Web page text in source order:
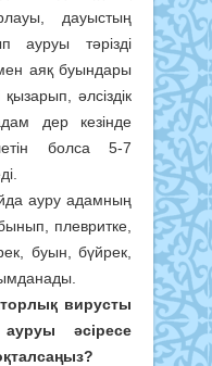
дауыстың
ауруы тәрізді
аяқ буындары
әлсіздік
дер кезінде
болса 5-7
ауру адамның
плевритке,
буын, бүйрек,
вирусты
әсіресе